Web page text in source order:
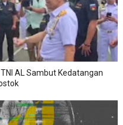
AL Sambut Kedatangan